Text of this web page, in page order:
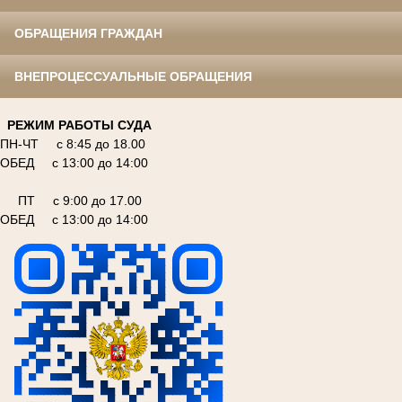
ОБРАЩЕНИЯ ГРАЖДАН
ВНЕПРОЦЕССУАЛЬНЫЕ ОБРАЩЕНИЯ
РЕЖИМ РАБОТЫ СУДА
ПН-ЧТ с 8:45 до 18.00
ОБЕД с 13:00 до 14:00
ПТ с 9:00 до 17.00
ОБЕД с 13:00 до 14:00